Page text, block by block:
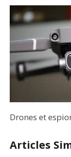
Drones et
Articles